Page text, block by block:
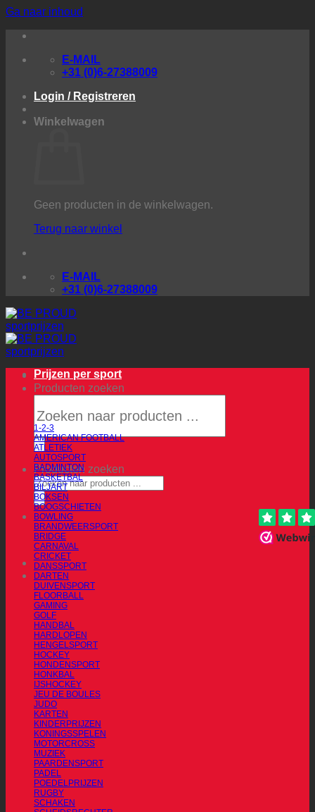
Ga naar inhoud
E-MAIL
+31 (0)6-27388009
Login / Registreren
Winkelwagen
Geen producten in de winkelwagen.
Terug naar winkel
E-MAIL
+31 (0)6-27388009
Producten zoeken
Producten zoeken
Prijzen per sport
1-2-3
AMERICAN FOOTBALL
ATLETIEK
AUTOSPORT
BADMINTON
BASKETBAL
BILJART
BOKSEN
BOOGSCHIETEN
BOWLING
BRANDWEERSPORT
BRIDGE
CARNAVAL
CRICKET
DANSSPORT
DARTEN
DUIVENSPORT
FLOORBALL
GAMING
GOLF
HANDBAL
HARDLOPEN
HENGELSPORT
HOCKEY
HONDENSPORT
HONKBAL
IJSHOCKEY
JEU DE BOULES
JUDO
KARTEN
KINDERPRIJZEN
KONINGSSPELEN
MOTORCROSS
MUZIEK
PAARDENSPORT
PADEL
POEDELPRIJZEN
RUGBY
SCHAKEN